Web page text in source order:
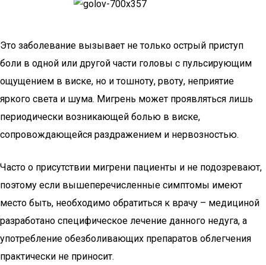
Это заболевание вызывает не только острый приступ
боли в одной или другой части головы с пульсирующим
ощущением в виске, но и тошноту, рвоту, неприятие
яркого света и шума. Мигрень может проявляться лишь
периодически возникающей болью в виске,
сопровождающейся раздражением и нервозностью.
Часто о присутствии мигрени пациенты и не подозревают,
поэтому если вышеперечисленные симптомы имеют
место быть, необходимо обратиться к врачу – медициной
разработано специфическое лечение данного недуга, а
употребление обезболивающих препаратов облегчения
практически не приносит.